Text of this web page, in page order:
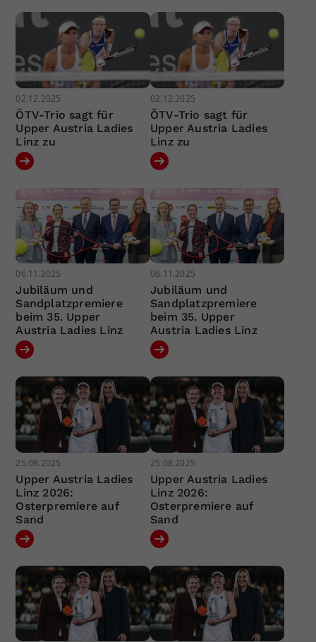
02.12.2025
ÖTV-Trio sagt für
Upper Austria Ladies
Linz zu
02.12.2025
ÖTV-Trio sagt für
Upper Austria Ladies
Linz zu
06.11.2025
Jubiläum und
Sandplatzpremiere
beim 35. Upper
Austria Ladies Linz
06.11.2025
Jubiläum und
Sandplatzpremiere
beim 35. Upper
Austria Ladies Linz
25.08.2025
Upper Austria Ladies
Linz 2026:
Osterpremiere auf
Sand
25.08.2025
Upper Austria Ladies
Linz 2026:
Osterpremiere auf
Sand